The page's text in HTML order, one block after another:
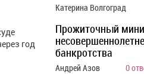
год
Катерина Волгоград
Прожиточный
банкротства
Андрей Азов 0